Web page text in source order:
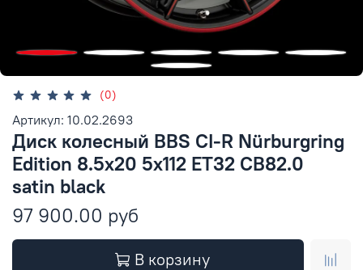
(0)
Артикул: 10.02.2693
Диск колесный BBS CI-R Nürburgring
Edition 8.5x20 5x112 ET32 CB82.0
satin black
97 900.00 руб
В корзину